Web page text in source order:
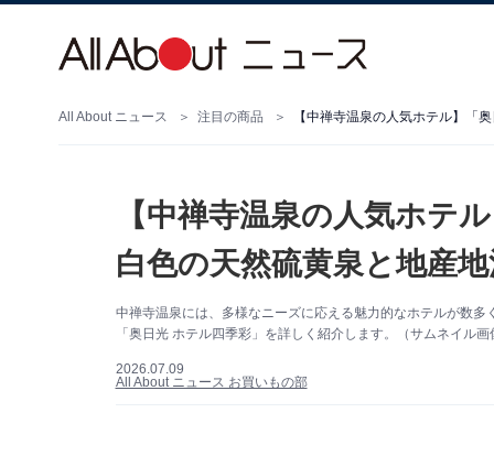
All About ニュース 注目の商品
【中禅寺温泉の人気ホテ
白色の天然硫黄泉と地産
中禅寺温泉には、多様なニーズに応える魅力的なホテルが数
「奥日光 ホテル四季彩」を詳しく紹介します。（サムネイル
2026.07.09
All About ニュース お買いもの部